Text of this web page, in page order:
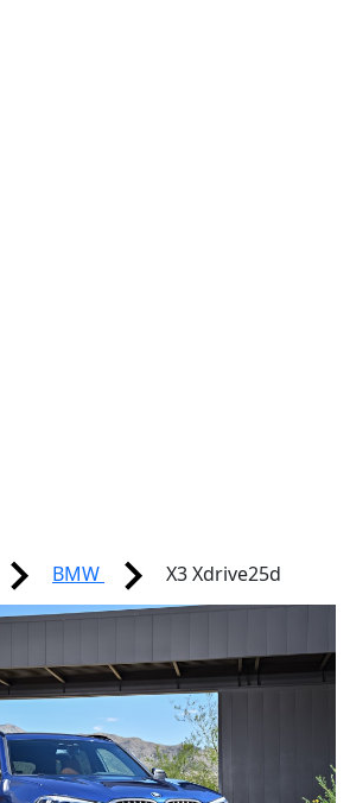
BMW X3 Xdrive25d